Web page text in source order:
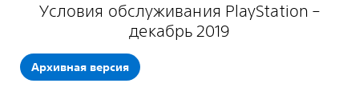
Условия обслуживания PlayStation –
декабрь 2019
Архивная версия